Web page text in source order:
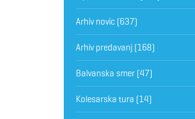
Arhiv novic(637)
Arhiv predavanj(168)
Balvanska smer(47)
Kolesarska tura (14)